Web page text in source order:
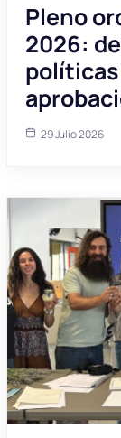
Pleno
2026:
29 Julio 2026